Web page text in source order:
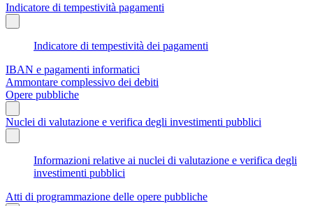
Indicatore di tempestività pagamenti
Indicatore di tempestività dei pagamenti
IBAN e pagamenti informatici
Ammontare complessivo dei debiti
Opere pubbliche
Nuclei di valutazione e verifica degli investimenti pubblici
Informazioni relative ai nuclei di valutazione e verifica degli
investimenti pubblici
Atti di programmazione delle opere pubbliche